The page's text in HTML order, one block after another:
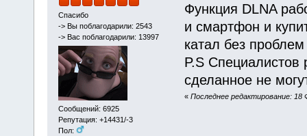
Спасибо
-> Вы поблагодарили: 2543
-> Вас поблагодарили: 13997
Сообщений: 6925
Репутация: +14431/-3
Пол:
Функция DLNA
и смартфон и
катал без
P.S Специалистов
сделанное не
« Последнее редактирование: 18